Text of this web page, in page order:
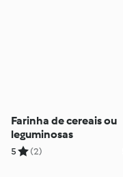
Farinha de cereais ou
leguminosas
5 (2)